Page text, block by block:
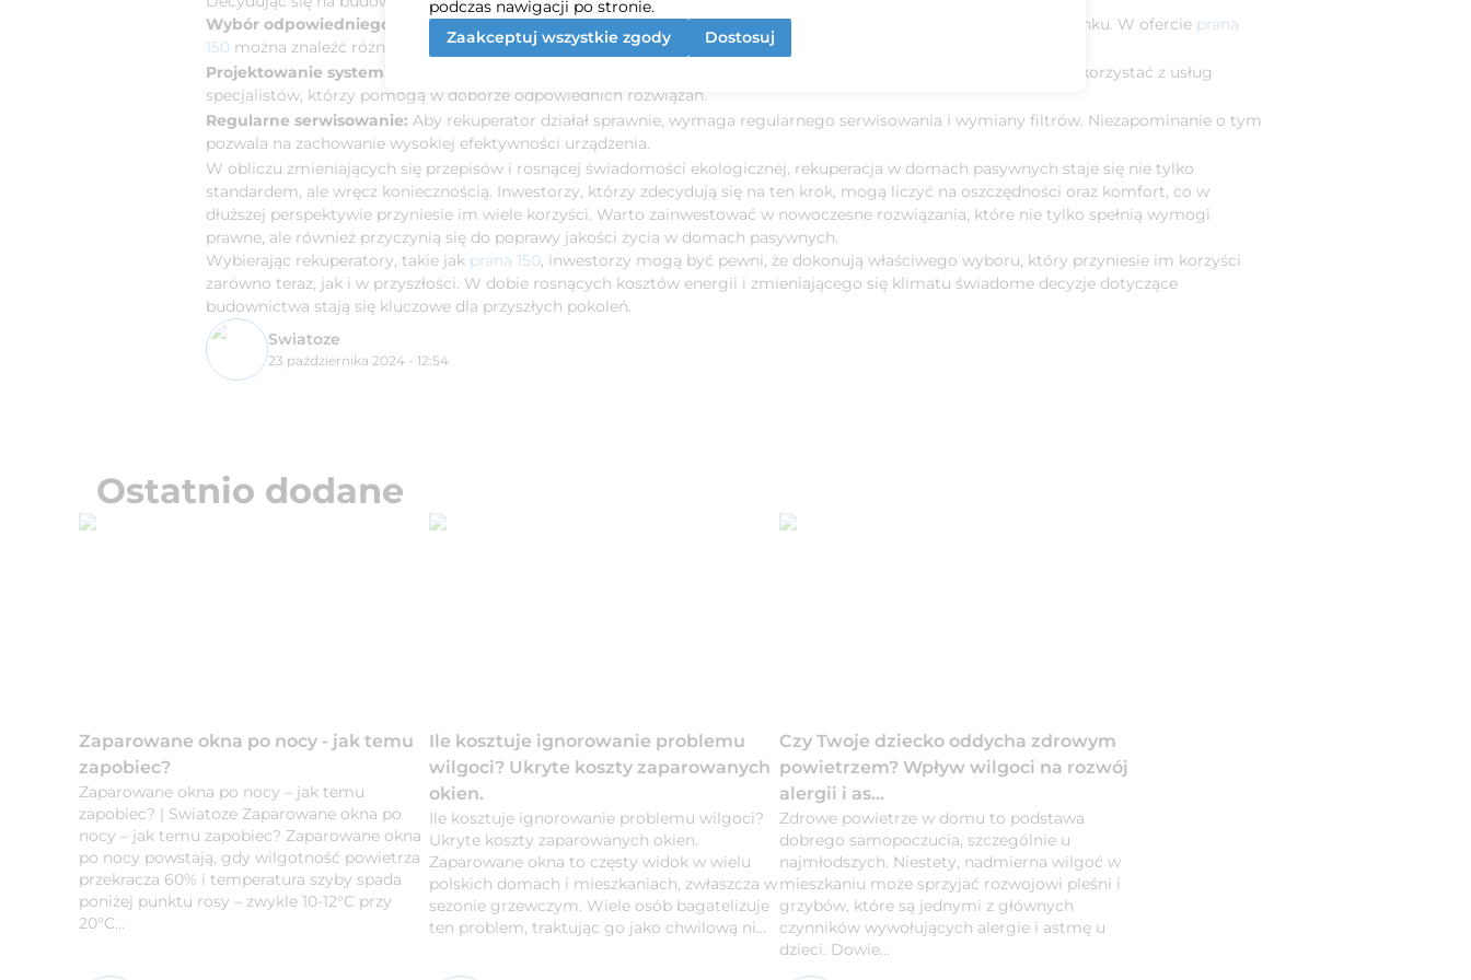
Wybór odpowiedniego rekuperatora:Ważne jest, aby dostosować urządzenie do wielkości i charakterystyki budynku. W ofercie prana
150 można znaleźć różne modele, które spełniają różne potrzeby.
Projektowanie systemu wentylacji:
Dobrze zaplanowany system wentylacji zapewni optymalne warunki. Warto skorzystać z usług
specjalistów, którzy pomogą w doborze odpowiednich rozwiązań.
Regularne serwisowanie: Aby rekuperator działał sprawnie, wymaga regularnego serwisowania i wymiany filtrów. Niezapominanie o tym
pozwala na zachowanie wysokiej efektywności urządzenia.
W obliczu zmieniających się przepisów i rosnącej świadomości ekologicznej, rekuperacja w domach pasywnych staje się nie tylko
standardem, ale wręcz koniecznością. Inwestorzy, którzy zdecydują się na ten krok, mogą liczyć na oszczędności oraz komfort, co w
dłuższej perspektywie przyniesie im wiele korzyści. Warto zainwestować w nowoczesne rozwiązania, które nie tylko spełnią wymogi
prawne, ale również przyczynią się do poprawy jakości życia w domach pasywnych.
Wybierając rekuperatory, takie jak prana 150, inwestorzy mogą być pewni, że dokonują właściwego wyboru, który przyniesie im korzyści
zarówno teraz, jak i w przyszłości. W dobie rosnących kosztów energii i zmieniającego się klimatu świadome decyzje dotyczące
budownictwa stają się kluczowe dla przyszłych pokoleń.
Swiatoze
23 października 2024 - 12:54
Ostatnio dodane
Zaparowane okna po nocy - jak temu
zapobiec?
Zaparowane okna po nocy – jak temu
zapobiec? | Swiatoze Zaparowane okna po
nocy – jak temu zapobiec? Zaparowane okna
po nocy powstają, gdy wilgotność powietrza
przekracza 60% i temperatura szyby spada
poniżej punktu rosy – zwykle 10-12°C przy
20°C...
Ile kosztuje ignorowanie problemu
wilgoci? Ukryte koszty zaparowanych
okien.
Ile kosztuje ignorowanie problemu wilgoci?
Ukryte koszty zaparowanych okien.
Zaparowane okna to częsty widok w wielu
polskich domach i mieszkaniach, zwłaszcza w
sezonie grzewczym. Wiele osób bagatelizuje
ten problem, traktując go jako chwilową ni...
Czy Twoje dziecko oddycha zdrowym
powietrzem? Wpływ wilgoci na rozwój
alergii i as...
Zdrowe powietrze w domu to podstawa
dobrego samopoczucia, szczególnie u
najmłodszych. Niestety, nadmierna wilgoć w
mieszkaniu może sprzyjać rozwojowi pleśni i
grzybów, które są jednymi z głównych
czynników wywołujących alergie i astmę u
dzieci. Dowie...
podczas nawigacji po stronie.
Zaakceptuj wszystkie zgody
Dostosuj